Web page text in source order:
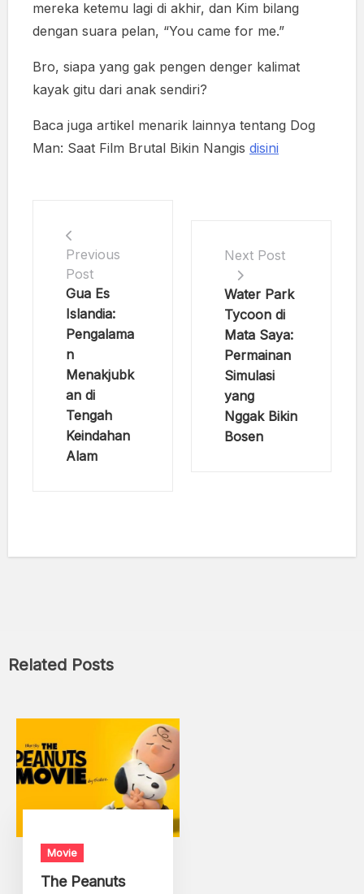
mereka ketemu lagi di akhir, dan Kim bilang
dengan suara pelan, “You came for me.”
Bro, siapa yang gak pengen denger kalimat
kayak gitu dari anak sendiri?
Baca juga artikel menarik lainnya tentang Dog
Man: Saat Film Brutal Bikin Nangis disini
Previous
Post
Gua Es
Islandia:
Pengalama
n
Menakjubk
an di
Tengah
Keindahan
Alam
Next Post
Water Park
Tycoon di
Mata Saya:
Permainan
Simulasi
yang
Nggak Bikin
Bosen
Related Posts
Movie
The Peanuts